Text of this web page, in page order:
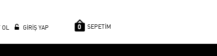
OL GİRİŞ YAP 0 SEPETİM